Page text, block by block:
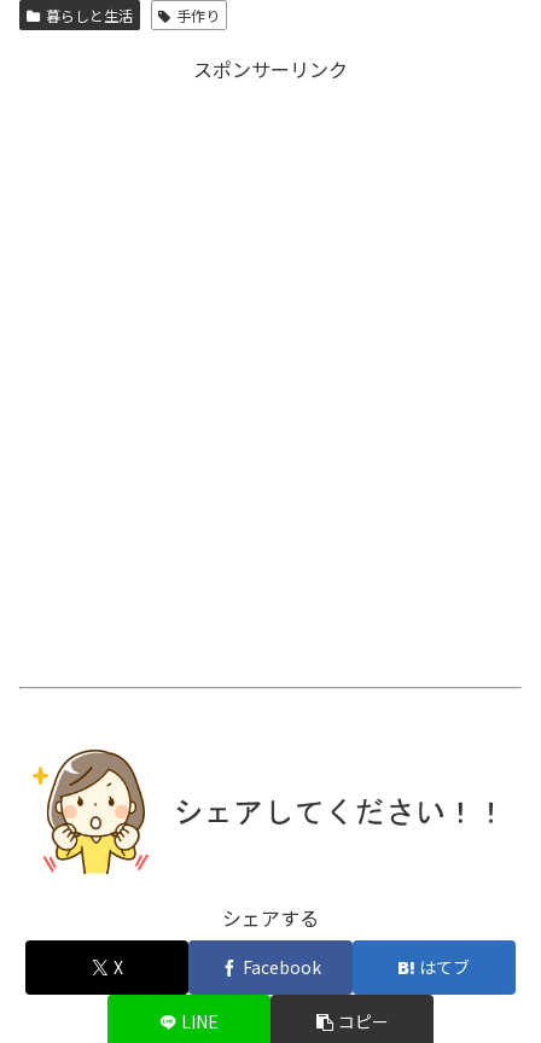
暮らしと生活 手作り
スポンサーリンク
シェアする
X Facebook はてブ
LINE コピー